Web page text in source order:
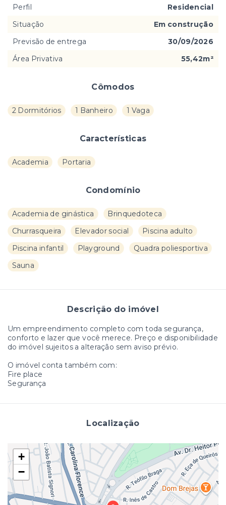
Cômodos
2 Dormitórios 1 Banheiro 1 Vaga
Características
Academia Portaria
Condomínio
Academia de ginástica
Brinquedoteca
Churrasqueira
Elevador social
Piscina adulto
Piscina infantil
Playground
Quadra poliesportiva
Sauna
Descrição do imóvel
Um empreendimento completo com toda segurança,
conforto e lazer que você merece. Preço e disponibilidade
do imóvel sujeitos a alteração sem aviso prévio.
O imóvel conta também com:
Fire place
Segurança
Localização
+
−
Perfil
Residencial
Situação
Em construção
Previsão de entrega
30/09/2026
Área Privativa
55,42m²